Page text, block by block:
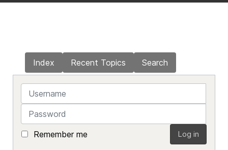
Index Recent Topics Search
Username
Password
Remember me Log in